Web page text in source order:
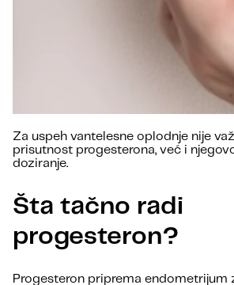
Za uspeh vantelesne oplodnje nije
prisutnost progesterona, već i
doziranje.
Šta tačno radi
progesteron?
Progesteron priprema endometrijum